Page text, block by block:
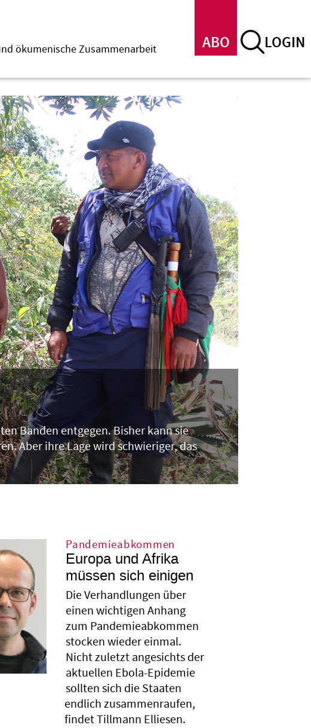
ABO LOGIN
ökumenische Zusammenarbeit
Banden entgegen. Bisher kann sie
Aber ihre Lage wird schwieriger, das
Pandemieabkommen
Europa und Afrika
müssen sich einigen
Die Verhandlungen über
einen wichtigen Anhang
zum Pandemieabkommen
stocken wieder einmal.
Nicht zuletzt angesichts der
aktuellen Ebola-Epidemie
sollten sich die Staaten
endlich zusammenraufen,
findet Tillmann Elliesen.